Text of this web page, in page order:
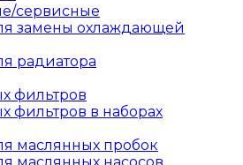
сервисные
замены охлаждающей
радиатора
фильтров
фильтров в наборах
маслянных пробок